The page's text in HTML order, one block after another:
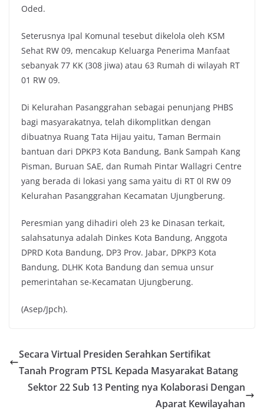
Oded.
Seterusnya Ipal Komunal tesebut dikelola oleh KSM
Sehat RW 09, mencakup Keluarga Penerima Manfaat
sebanyak 77 KK (308 jiwa) atau 63 Rumah di wilayah RT
01 RW 09.
Di Kelurahan Pasanggrahan sebagai penunjang PHBS
bagi masyarakatnya, telah dikomplitkan dengan
dibuatnya Ruang Tata Hijau yaitu, Taman Bermain
bantuan dari DPKP3 Kota Bandung, Bank Sampah Kang
Pisman, Buruan SAE, dan Rumah Pintar Wallagri Centre
yang berada di lokasi yang sama yaitu di RT 0l RW 09
Kelurahan Pasanggrahan Kecamatan Ujungberung.
Peresmian yang dihadiri oleh 23 ke Dinasan terkait,
salahsatunya adalah Dinkes Kota Bandung, Anggota
DPRD Kota Bandung, DP3 Prov. Jabar, DPKP3 Kota
Bandung, DLHK Kota Bandung dan semua unsur
pemerintahan se-Kecamatan Ujungberung.
(Asep/Jpch).
Secara Virtual Presiden Serahkan Sertifikat
Tanah Program PTSL Kepada Masyarakat Batang
Sektor 22 Sub 13 Penting nya Kolaborasi Dengan
Aparat Kewilayahan